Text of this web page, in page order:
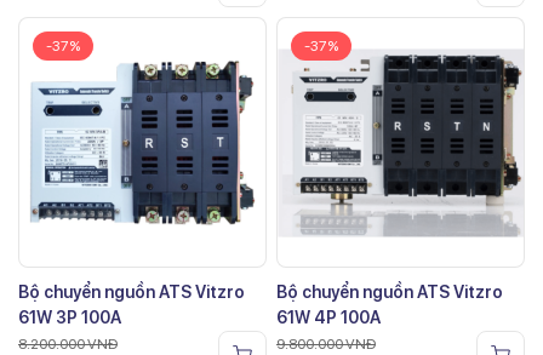
-37%
Bộ chuyển nguồn ATS Vitzro
61W 3P 100A
8.200.000VNĐ
-37%
Bộ chuyển nguồn ATS Vitzro
61W 4P 100A
9.800.000VNĐ